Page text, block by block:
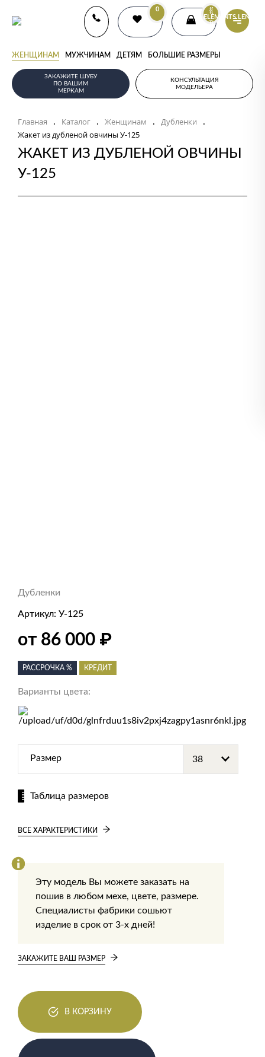
0
{{
ELEMENTS.LENGTH
}}
ЖЕНЩИНАМ МУЖЧИНАМ ДЕТЯМ БОЛЬШИЕ РАЗМЕРЫ
ЗАКАЖИТЕ ШУБУ
ПО ВАШИМ
МЕРКАМ
КОНСУЛЬТАЦИЯ
МОДЕЛЬЕРА
Главная . Каталог . Женщинам . Дубленки .
Жакет из дубленой овчины У-125
ЖАКЕТ ИЗ ДУБЛЕНОЙ ОВЧИНЫ
У-125
Дубленки
Артикул: У-125
от 86 000 ₽
РАССРОЧКА % КРЕДИТ
Варианты цвета:
Размер
Таблица размеров
ВСЕ ХАРАКТЕРИСТИКИ
Эту модель Вы можете заказать на
пошив в любом мехе, цвете, размере.
Специалисты фабрики сошьют
изделие в срок от 3-х дней!
ЗАКАЖИТЕ ВАШ РАЗМЕР
В КОРЗИНУ